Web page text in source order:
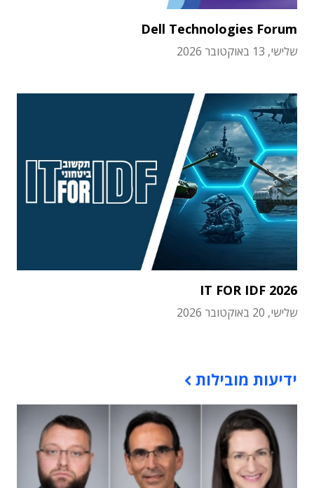
Dell Technologies Forum
שלישי, 13 באוקטובר 2026
IT FOR IDF 2026
שלישי, 20 באוקטובר 2026
ידיעות מובילות